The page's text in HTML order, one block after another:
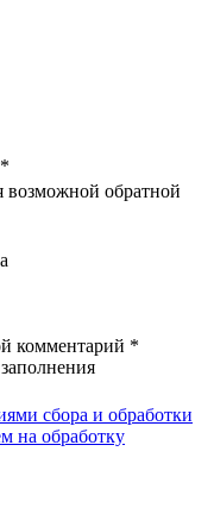
возможной обратной
комментарий *
сбора и обработки
на обработку